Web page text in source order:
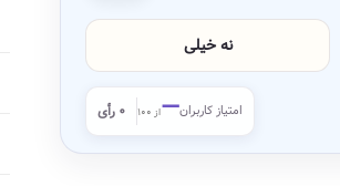
نه خیلی
امتیاز کاربران—از ۱۰۰ ۰ رأی